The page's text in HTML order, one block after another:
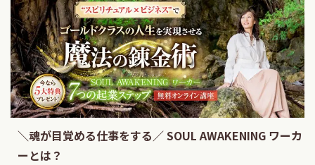
＼魂が目覚める仕事をする／ SOUL AWAKENING ワーカ
ーとは？